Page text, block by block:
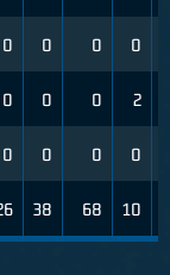
0 0 0 0
0 0 0 2
0 0 0 0
38 68 10